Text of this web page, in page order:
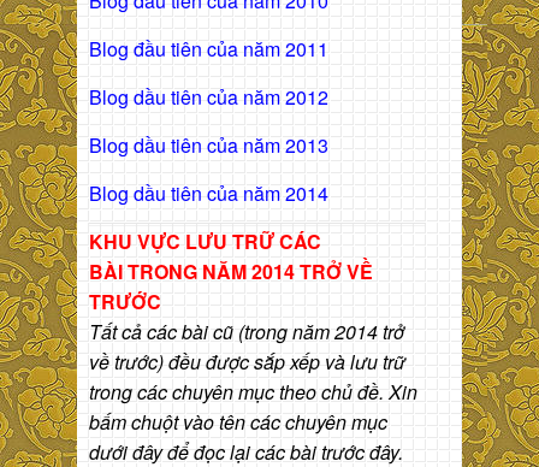
Blog đầu tiên của năm 2011
Blog dầu tiên của năm 2012
Blog dầu tiên của năm 2013
Blog dầu tiên của năm 2014
KHU VỰC LƯU TRỮ CÁC
BÀITRONG NĂM 2014 TRỞ VỀ
TRƯỚC
Tất cả các bài cũ (trong năm 2014 trở
về trước) đều được sắp xếp và lưu trữ
trong các chuyên mục theo chủ đề. Xin
bấm chuột vào tên các chuyên mục
dưới đây để đọc lại các bài trước đây.